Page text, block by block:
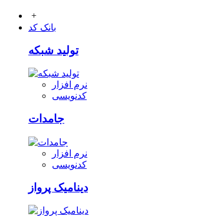
+
بانک کد
تولید شبکه
نرم افزار
کدنویسی
جامدات
نرم افزار
کدنویسی
دینامیک پرواز